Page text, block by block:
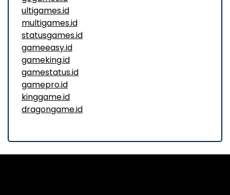
ultigames.id
multigames.id
statusgames.id
gameeasy.id
gameking.id
gamestatus.id
gamepro.id
kinggame.id
dragongame.id